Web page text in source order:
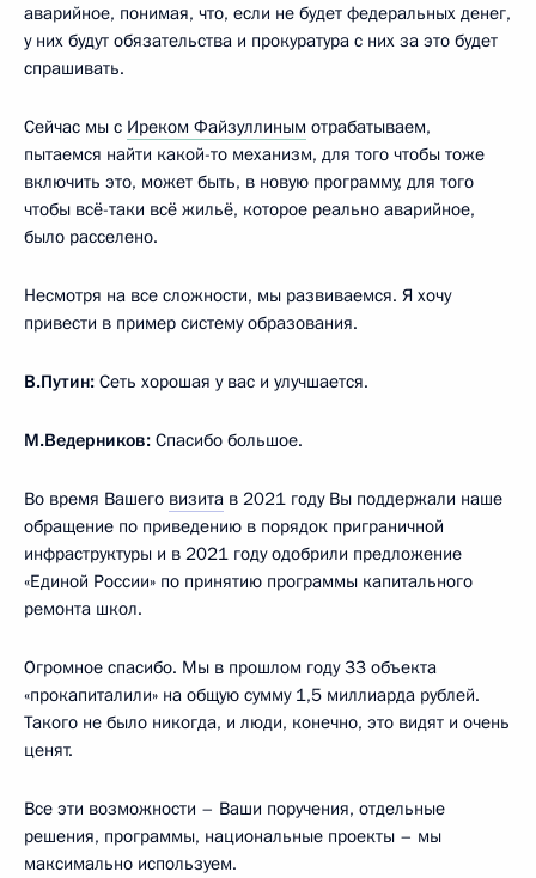
аварийное, понимая, что, если не будет федеральных денег,
у них будут обязательства и прокуратура с них за это будет
спрашивать.
Сейчас мы с Иреком Файзуллиным отрабатываем,
пытаемся найти какой-то механизм, для того чтобы тоже
включить это, может быть, в новую программу, для того
чтобы всё-таки всё жильё, которое реально аварийное,
было расселено.
Несмотря на все сложности, мы развиваемся. Я хочу
привести в пример систему образования.
В.Путин: Сеть хорошая у вас и улучшается.
М.Ведерников: Спасибо большое.
Во время Вашего визита в 2021 году Вы поддержали наше
обращение по приведению в порядок приграничной
инфраструктуры и в 2021 году одобрили предложение
«Единой России» по принятию программы капитального
ремонта школ.
Огромное спасибо. Мы в прошлом году 33 объекта
«прокапиталили» на общую сумму 1,5 миллиарда рублей.
Такого не было никогда, и люди, конечно, это видят и очень
ценят.
Все эти возможности – Ваши поручения, отдельные
решения, программы, национальные проекты – мы
максимально используем.